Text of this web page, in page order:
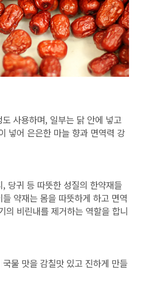
사용하며, 일부는 닭 안에 넣고
넣어 은은한 마늘 향과 면역력 강
당귀 등 따뜻한 성질의 한약재들
약재는 몸을 따뜻하게 하고 면역
의 비린내를 제거하는 역할을 합니
물 맛을 감칠맛 있고 진하게 만들